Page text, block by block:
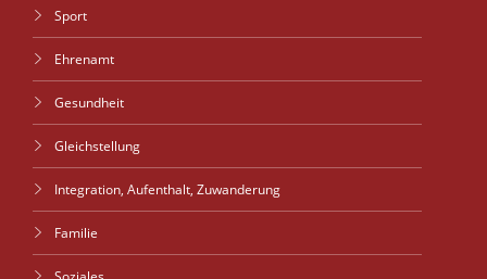
Sport
Ehrenamt
Gesundheit
Gleichstellung
Integration, Aufenthalt, Zuwanderung
Familie